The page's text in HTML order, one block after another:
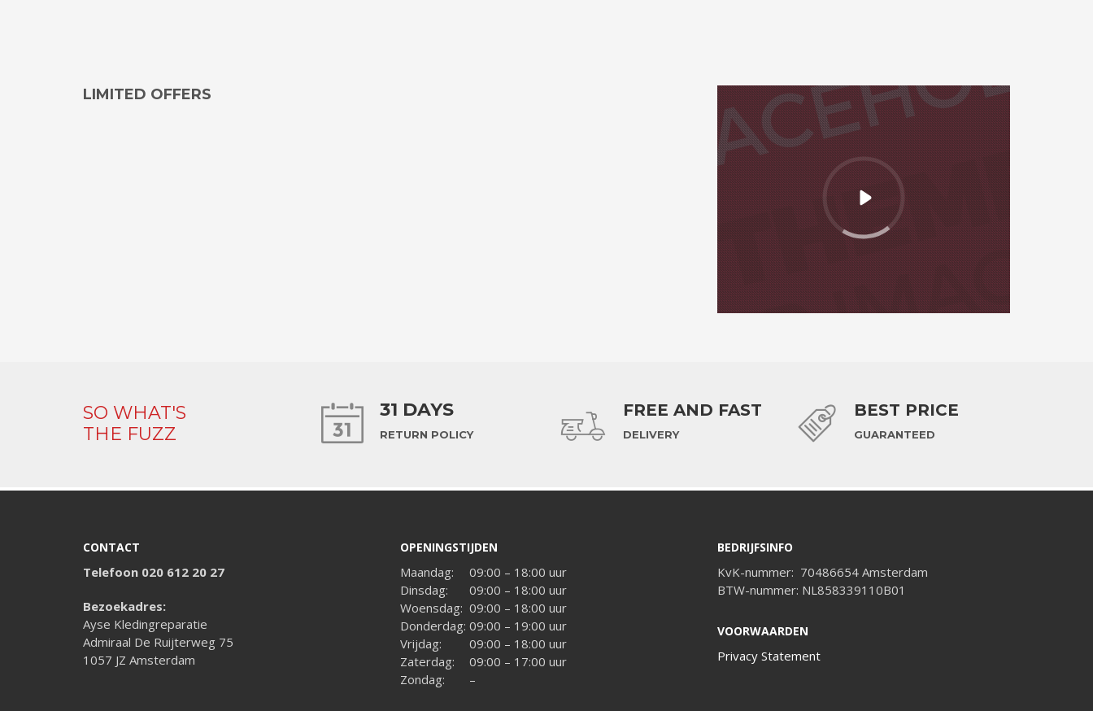
LIMITED OFFERS
SO WHAT'S
THE FUZZ
31 DAYS
RETURN POLICY
FREE AND FAST
DELIVERY
BEST PRICE
GUARANTEED
CONTACT
Telefoon 020 612 20 27
Bezoekadres:
Ayse Kledingreparatie
Admiraal De Ruijterweg 75
1057 JZ Amsterdam
OPENINGSTIJDEN
Maandag:
09:00 – 18:00 uur
Dinsdag:
09:00 – 18:00 uur
Woensdag: 09:00 – 18:00 uur
Donderdag: 09:00 – 19:00 uur
Vrijdag:
09:00 – 18:00 uur
Zaterdag:
09:00 – 17:00 uur
Zondag:
–
BEDRIJFSINFO
KvK-nummer: 70486654 Amsterdam
BTW-nummer: NL858339110B01
VOORWAARDEN
Privacy Statement